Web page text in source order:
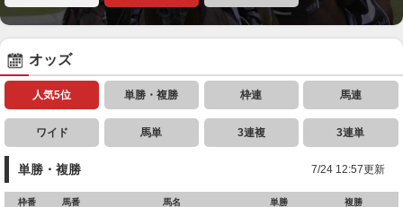
オッズ
人気5位 単勝・複勝 枠連 馬連
ワイド 馬単 3連複 3連単
単勝・複勝 7/24 12:57更新
枠番 馬番 馬名 単勝 複勝